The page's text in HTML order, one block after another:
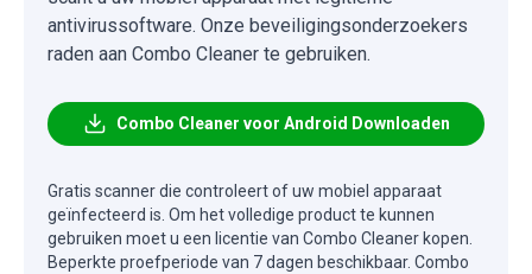
antivirussoftware. Onze beveiligingsonderzoekers
raden aan Combo Cleaner te gebruiken.
Combo Cleaner voor Android Downloaden
Gratis scanner die controleert of uw mobiel apparaat
geïnfecteerd is. Om het volledige product te kunnen
gebruiken moet u een licentie van Combo Cleaner kopen.
Beperkte proefperiode van 7 dagen beschikbaar. Combo